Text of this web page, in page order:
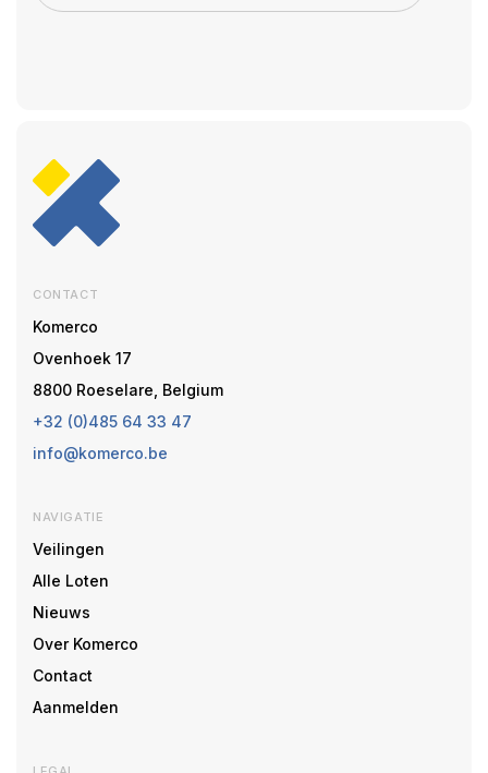
CONTACT
Komerco
Ovenhoek 17
8800 Roeselare, Belgium
+32 (0)485 64 33 47
info@komerco.be
NAVIGATIE
Veilingen
Alle Loten
Nieuws
Over Komerco
Contact
Aanmelden